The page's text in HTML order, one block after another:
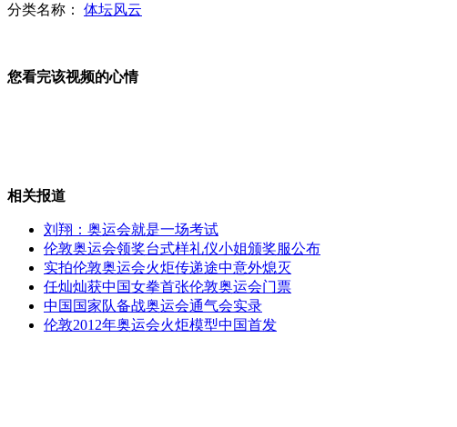
台湾中年男子街头“溜老人”
67年版“舌尖上的中国”
武汉大学生拍“红小将”毕业照
分类名称： 体坛风云
您看完该视频的心情
相关报道
刘翔：奥运会就是一场考试
伦敦奥运会领奖台式样礼仪小姐颁奖服公布
实拍伦敦奥运会火炬传递途中意外熄灭
任灿灿获中国女拳首张伦敦奥运会门票
中国国家队备战奥运会通气会实录
伦敦2012年奥运会火炬模型中国首发